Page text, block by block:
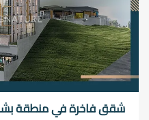
شقق فاخرة في منطقة